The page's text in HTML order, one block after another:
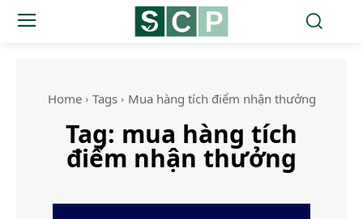
Home Tags Mua hàng tích điểm nhận thưởng
Tag: mua hàng tích
điểm nhận thưởng